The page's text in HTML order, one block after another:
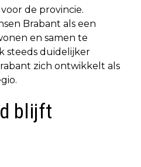
de provincie.
Brabant als een
en samen te
steeds duidelijker
zich ontwikkelt als
blijft